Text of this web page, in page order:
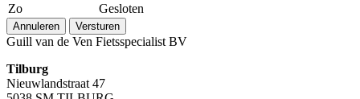
Zo
Gesloten
Annuleren Versturen
Guill van de Ven Fietsspecialist BV
Tilburg
Nieuwlandstraat 47